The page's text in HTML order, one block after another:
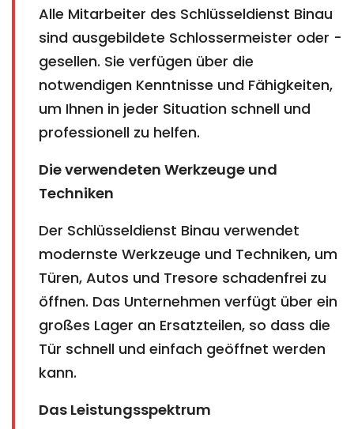
Alle Mitarbeiter des Schlüsseldienst Binau
sind ausgebildete Schlossermeister oder -
gesellen. Sie verfügen über die
notwendigen Kenntnisse und Fähigkeiten,
um Ihnen in jeder Situation schnell und
professionell zu helfen.
Die verwendeten Werkzeuge und
Techniken
Der Schlüsseldienst Binau verwendet
modernste Werkzeuge und Techniken, um
Türen, Autos und Tresore schadenfrei zu
öffnen. Das Unternehmen verfügt über ein
großes Lager an Ersatzteilen, so dass die
Tür schnell und einfach geöffnet werden
kann.
Das Leistungsspektrum